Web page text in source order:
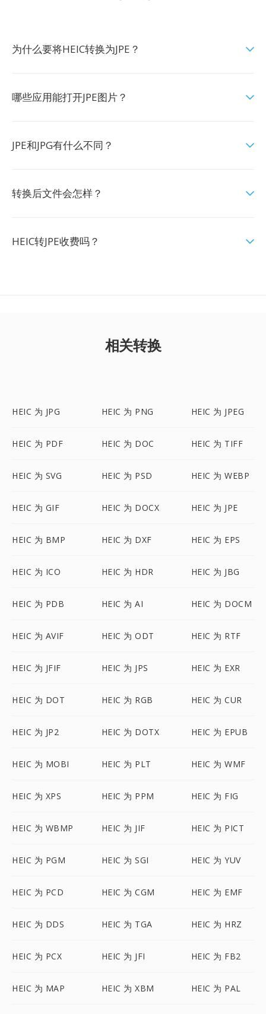
为什么要将HEIC转换为JPE？
哪些应用能打开JPE图片？
JPE和JPG有什么不同？
转换后文件会怎样？
HEIC转JPE收费吗？
相关转换
HEIC 为 JPG HEIC 为 PNG HEIC 为 JPEG
HEIC 为 PDF HEIC 为 DOC HEIC 为 TIFF
HEIC 为 SVG HEIC 为 PSD HEIC 为 WEBP
HEIC 为 GIF HEIC 为 DOCX HEIC 为 JPE
HEIC 为 BMP HEIC 为 DXF HEIC 为 EPS
HEIC 为 ICO HEIC 为 HDR HEIC 为 JBG
HEIC 为 PDB HEIC 为 AI HEIC 为 DOCM
HEIC 为 AVIF HEIC 为 ODT HEIC 为 RTF
HEIC 为 JFIF HEIC 为 JPS HEIC 为 EXR
HEIC 为 DOT HEIC 为 RGB HEIC 为 CUR
HEIC 为 JP2 HEIC 为 DOTX HEIC 为 EPUB
HEIC 为 MOBI HEIC 为 PLT HEIC 为 WMF
HEIC 为 XPS HEIC 为 PPM HEIC 为 FIG
HEIC 为 WBMP HEIC 为 JIF HEIC 为 PICT
HEIC 为 PGM HEIC 为 SGI HEIC 为 YUV
HEIC 为 PCD HEIC 为 CGM HEIC 为 EMF
HEIC 为 DDS HEIC 为 TGA HEIC 为 HRZ
HEIC 为 PCX HEIC 为 JFI HEIC 为 FB2
HEIC 为 MAP HEIC 为 XBM HEIC 为 PAL